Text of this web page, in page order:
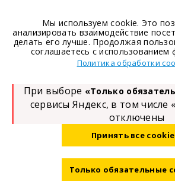
Мы используем cookie. Это
анализировать взаимодействие
делать его лучше. Продолжая
соглашаетесь с использованием
Политика обработки
При выборе «Только
сервисы Яндекс, в том числе
отключены
Принять все cookie
Только обязательные